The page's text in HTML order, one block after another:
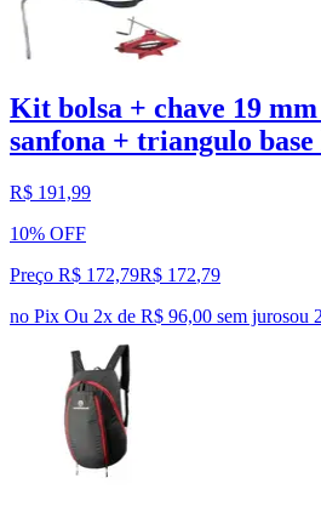
Kit bolsa + chave 19
sanfona + triangulo base
R$ 191,99
10% OFF
Preço R$ 172,79R$ 172,79
no Pix Ou 2x de R$ 96,00 sem jurosou 2